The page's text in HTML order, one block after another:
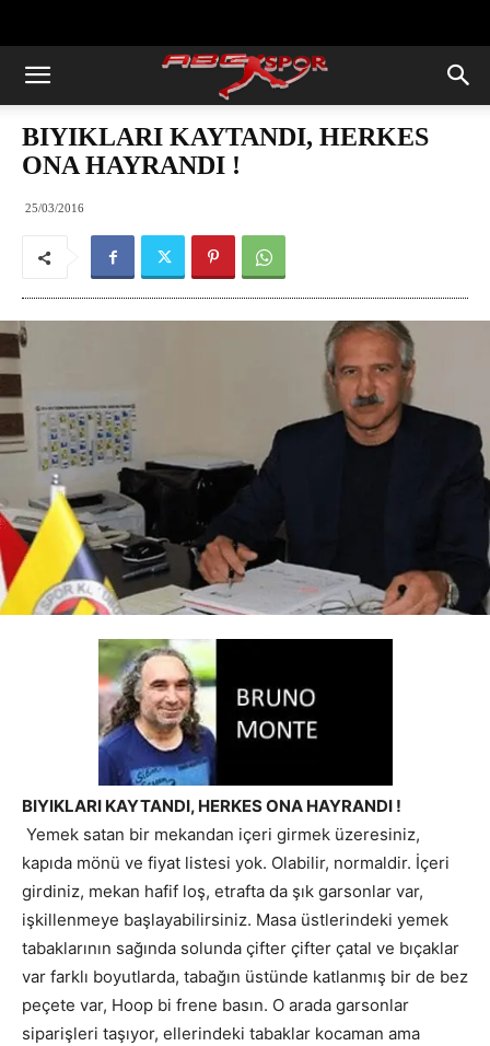
BIYIKLARI KAYTANDI, HERKES
ONA HAYRANDI !
25/03/2016
BIYIKLARI KAYTANDI, HERKES ONA HAYRANDI !
Yemek satan bir mekandan içeri girmek üzeresiniz,
kapıda mönü ve fiyat listesi yok. Olabilir, normaldir. İçeri
girdiniz, mekan hafif loş, etrafta da şık garsonlar var,
işkillenmeye başlayabilirsiniz. Masa üstlerindeki yemek
tabaklarının sağında solunda çifter çifter çatal ve bıçaklar
var farklı boyutlarda, tabağın üstünde katlanmış bir de bez
peçete var, Hoop bi frene basın. O arada garsonlar
siparişleri taşıyor, ellerindeki tabaklar kocaman ama